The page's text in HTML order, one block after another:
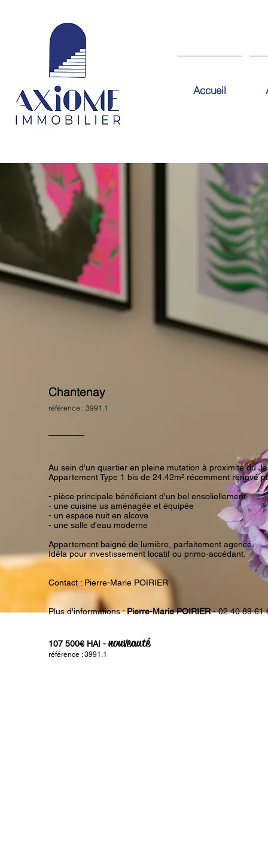
Accueil
Chantenay
référence : 3991.1
Au sein d'un quartier en pleine mutation à proximité du
Appartement Type 1 bis de 24.42m² récemment rénové
- pièce principale bénéficiant d'un bel ensoliellement
- une cuisine us aménagée et équipée
- un espace nuit en alcove
- une salle d'eau moderne
Appartement baigné de lumière, parfaitement agencé.
Idéla pour investissement locatif ou primo-accédant.
Contact : Pierre-Marie POIRIER
Plus d'informations :Pierre-Marie POIRIER -
107 500€ HAI - nouveauté
référence : 3991.1